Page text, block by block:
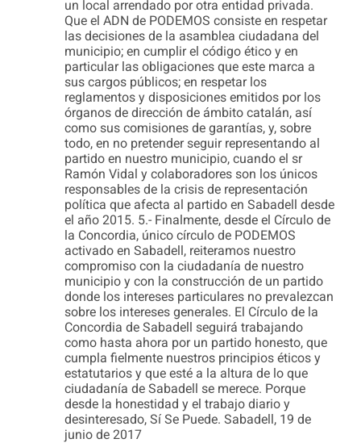
un local arrendado por otra entidad privada.
Que el ADN de PODEMOS consiste en respetar
las decisiones de la asamblea ciudadana del
municipio; en cumplir el código ético y en
particular las obligaciones que este marca a
sus cargos públicos; en respetar los
reglamentos y disposiciones emitidos por los
órganos de dirección de ámbito catalán, así
como sus comisiones de garantías, y, sobre
todo, en no pretender seguir representando al
partido en nuestro municipio, cuando el sr
Ramón Vidal y colaboradores son los únicos
responsables de la crisis de representación
política que afecta al partido en Sabadell desde
el año 2015. 5.- Finalmente, desde el Círculo de
la Concordia, único círculo de PODEMOS
activado en Sabadell, reiteramos nuestro
compromiso con la ciudadanía de nuestro
municipio y con la construcción de un partido
donde los intereses particulares no prevalezcan
sobre los intereses generales. El Círculo de la
Concordia de Sabadell seguirá trabajando
como hasta ahora por un partido honesto, que
cumpla fielmente nuestros principios éticos y
estatutarios y que esté a la altura de lo que
ciudadanía de Sabadell se merece. Porque
desde la honestidad y el trabajo diario y
desinteresado, Sí Se Puede. Sabadell, 19 de
junio de 2017